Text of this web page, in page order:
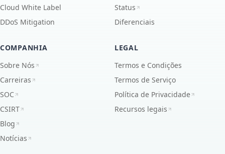
Cloud White Label
DDoS Mitigation
Status
Diferenciais
COMPANHIA
Sobre Nós
Carreiras
SOC
CSIRT
Blog
Notícias
LEGAL
Termos e Condições
Termos de Serviço
Política de Privacidade
Recursos legais